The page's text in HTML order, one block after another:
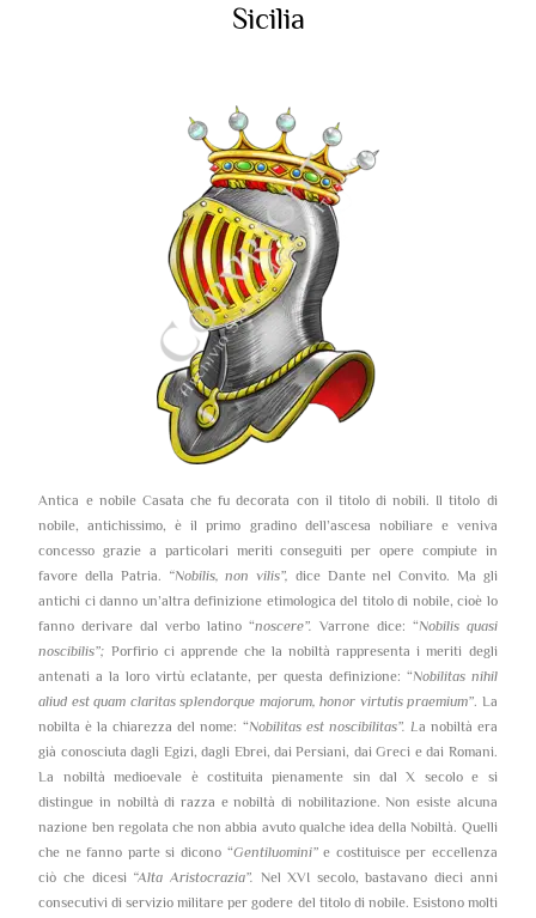
Sicilia
Antica e nobile Casata che fu decorata con il titolo di nobili. Il titolo di
nobile, antichissimo, è il primo gradino dell’ascesa nobiliare e veniva
concesso grazie a particolari meriti conseguiti per opere compiute in
favore della Patria. “Nobilis, non vilis”, dice Dante nel Convito. Ma gli
antichi ci danno un’altra definizione etimologica del titolo di nobile, cioè lo
fanno derivare dal verbo latino “noscere”. Varrone dice: “Nobilis quasi
noscibilis”; Porfirio ci apprende che la nobiltà rappresenta i meriti degli
antenati a la loro virtù eclatante, per questa definizione: “Nobilitas nihil
aliud est quam claritas splendorque majorum, honor virtutis praemium”. La
nobilta è la chiarezza del nome: “Nobilitas est noscibilitas”. La nobiltà era
già conosciuta dagli Egizi, dagli Ebrei, dai Persiani, dai Greci e dai Romani.
La nobiltà medioevale è costituita pienamente sin dal X secolo e si
distingue in nobiltà di razza e nobiltà di nobilitazione. Non esiste alcuna
nazione ben regolata che non abbia avuto qualche idea della Nobiltà. Quelli
che ne fanno parte si dicono “Gentiluomini”e costituisce per eccellenza
ciò che dicesi “Alta Aristocrazia”. Nel XVI secolo, bastavano dieci anni
consecutivi di servizio militare per godere del titolo di nobile. Esistono molti